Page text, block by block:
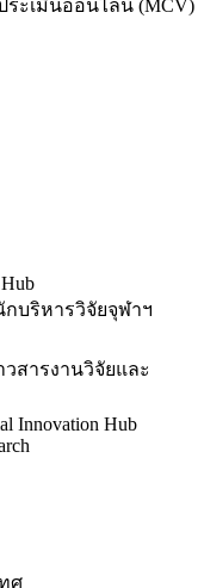
ระเมินออนไลน์ (MCV)
กบริหารวิจัยจุฬาฯ
วสารงานวิจัยและ
Innovation Hub
ศ